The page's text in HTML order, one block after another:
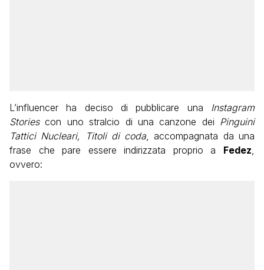
L’influencer ha deciso di pubblicare una Instagram
Storiescon uno stralcio di una canzone dei Pinguini
Tattici Nucleari, Titoli di coda , accompagnata da una
frase che pare essere indirizzata proprio a Fedez
ovvero: